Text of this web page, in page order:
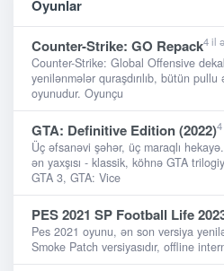
Oyunlar
Counter-Strike: GO Repack4 il
Counter-Strike: Global Offensive
yenilənmələr quraşdırılıb, bütün pullu
oyunudur. Oyunçu
GTA: Definitive Edition (2022)
Üç əfsanəvi şəhər, üç maraqlı
ən yaxşısı - klassik, köhnə GTA
GTA 3, GTA: Vice
PES 2021 SP Football Life
Pes 2021 oyunu, ən son versiya
Smoke Patch versiyasıdır, offline